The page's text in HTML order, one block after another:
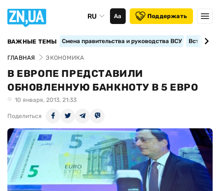
RU Аа Поддержать
ВАЖНЫЕ ТЕМЫ Смена правительства и руководства ВСУ
ГЛАВНАЯ ЭКОНОМИКА
В ЕВРОПЕ ПРЕДСТАВИЛИ
ОБНОВЛЕННУЮ БАНКНОТУ В 5 ЕВРО
10 января, 2013, 21:33
Поделиться